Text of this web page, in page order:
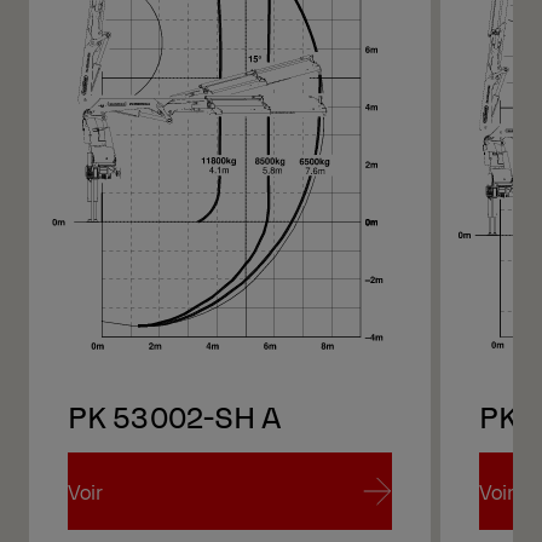
PK 53002-SH A
Voir
PK
Voir